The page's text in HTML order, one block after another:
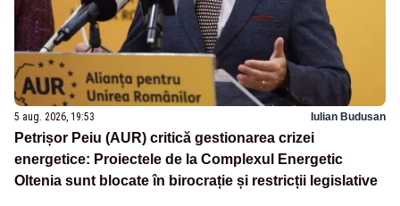
5 aug. 2026, 19:53 Iulian Budusan
Petrișor Peiu (AUR) critică gestionarea crizei
energetice: Proiectele de la Complexul Energetic
Oltenia sunt blocate în birocrație și restricții legislative